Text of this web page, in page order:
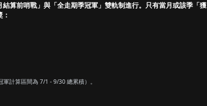
算前哨戰」與「全走期季冠軍」雙軌制進行。只有當月或該季「獲
計算區間為 7/1 - 9/30 總累積）。